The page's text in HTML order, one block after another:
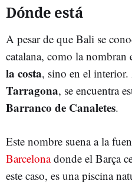
Dónde está
A pesar de que Bali se
catalana, como la nombran
la costa, sino en el
Tarragona, se encuentra
Barranco de Canaletes.
Este nombre suena a la
Barcelonadonde el Barça
este caso, es una piscina